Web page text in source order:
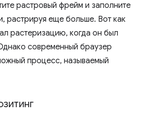
растровый фрейм и заполните
растрируя еще больше. Вот как
растеризацию, когда он был
современный браузер
процесс, называемый